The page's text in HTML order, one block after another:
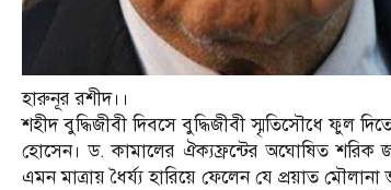
হারুনূর রশীদ।।
শহীদ বুদ্ধিজীবী দিবসে বুদ্ধিজীবী স্মৃতিসৌধে ফুল
হোসেন। ড. কামালের ঐক্যফ্রন্টের অঘোষিত শরিক
এমন মাত্রায় ধৈর্য্য হারিয়ে ফেলেন যে প্রয়াত